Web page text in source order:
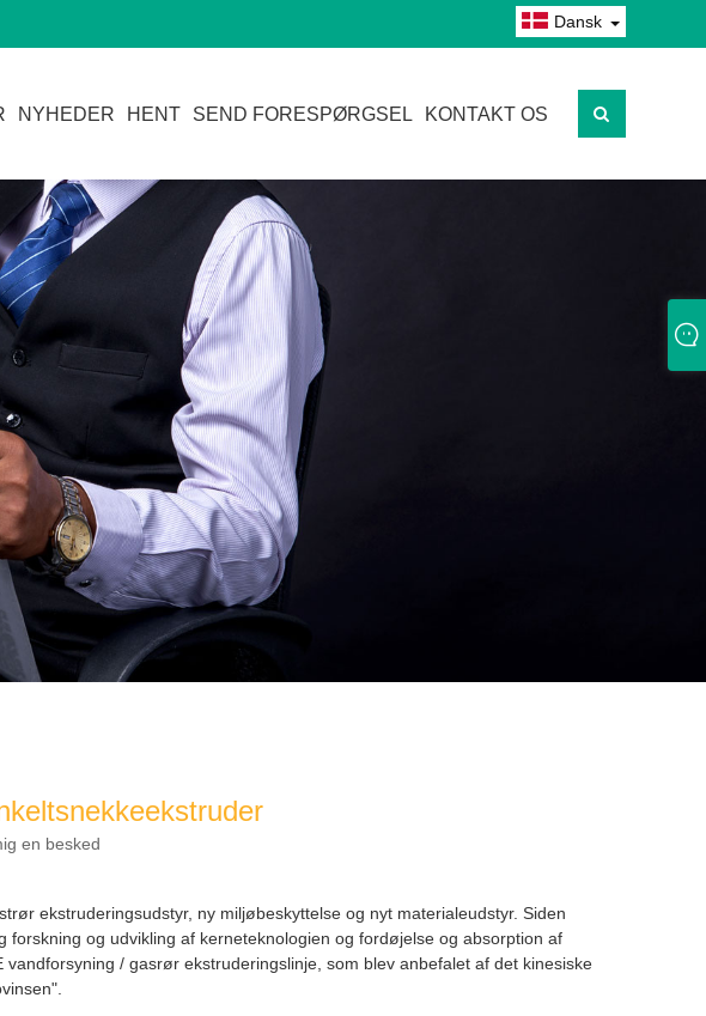
Dansk
NYHEDER HENT SEND FORESPØRGSEL KONTAKT OS
en besked
ekstruderingsudstyr, ny miljøbeskyttelse og nyt materialeudstyr. Siden
og udvikling af kerneteknologien og fordøjelse og absorption af
vandforsyning / gasrør ekstruderingslinje , som blev anbefalet af det kinesiske